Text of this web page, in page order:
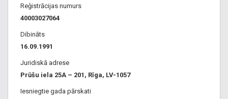
Reģistrācijas numurs
40003027064
Dibināts
16.09.1991
Juridiskā adrese
Prūšu iela 25A – 201, Rīga, LV-1057
Iesniegtie gada pārskati